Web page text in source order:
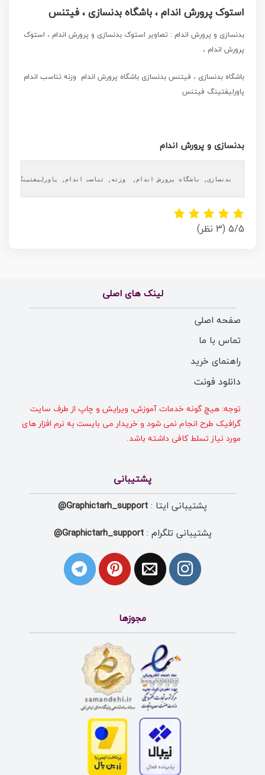
استوک پرورش اندام ، باشگاه بدنسازی ، فیتنس
بدنسازی و پرورش اندام : تصاویر استوک بدنسازی و پرورش اندام ، استوک
پرورش اندام ،
باشگاه بدنسازی ، فیتنس بدنسازی باشگاه پرورش اندام وزنه تناسب اندام
پاورلیفتینگ فیتنس
بدنسازی و پرورش اندام
بدنسازی, باشگاه پرورش اندام,  وزنه, تناسب اندام, پاورلیفتینگ,
5/5 (3 نظر)
لینک های اصلی
صفحه اصلی
تماس با ما
راهنمای خرید
دانلود فونت
توجه: هیچ گونه خدمات آموزش، ویرایش و چاپ از طرف سایت
گرافیک طرح انجام نمی شود و خریدار می بایست به نرم افزار های
مورد نیاز تسلط کافی داشته باشد.
پشتیبانی
پشتیبانی ایتا : Graphictarh_support@
پشتیبانی تلگرام :Graphictarh_support@
مجوزها